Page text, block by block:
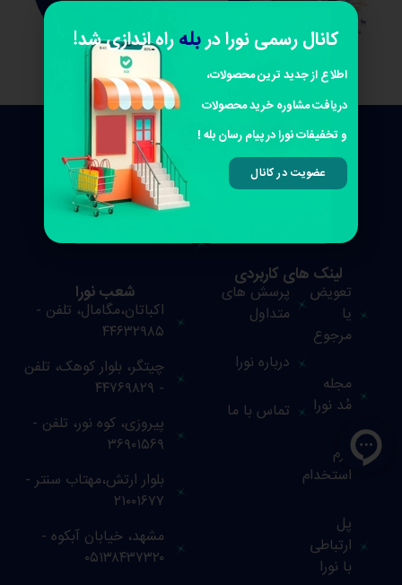
وست لباس ست
اولین برند ایرانی طراح تخصصی لباس پوشیده
لینک های کاربردی
تعویض
یا
مرجوع
مجله
مُد نورا
فرم
استخدام
پل
ارتباطی
با نورا
پرسش های
متداول
درباره نورا
تماس با ما
شعب نورا
اکباتان،مگامال، تلفن -
۴۴۶۳۲۹۸۵
چیتگر، بلوار کوهک، تلفن
- ۴۴۷۶۹۸۲۹
پیروزی، کوه نور، تلفن -
۳۶۹۰۱۵۶۹
بلوار ارتش،مهتاب سنتر -
۲۱۰۰۱۶۷۷
مشهد، خیابان آبکوه -
۰۵۱۳۸۴۳۷۳۲۰
کانال رسمی نورا دربلهراه اندازی شد!
اطلاع از جدید ترین محصولات،
دریافت مشاوره خرید محصولات
و تخفیفات نورا در پیام رسان بله !
عضویت در کانال